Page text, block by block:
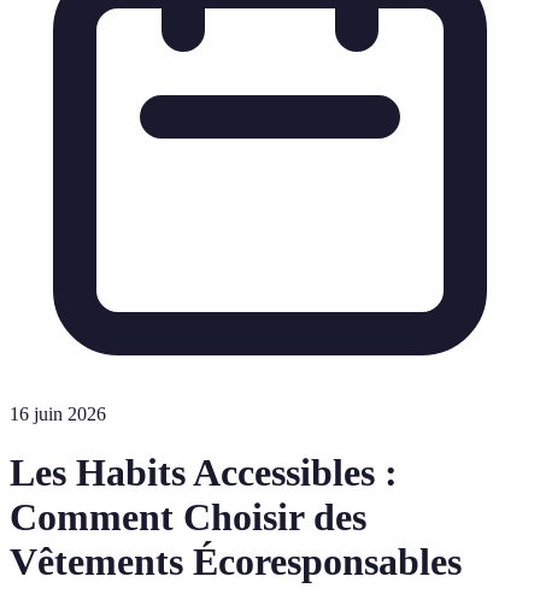
16 juin 2026
Les Habits Accessibles :
Comment Choisir des
Vêtements Écoresponsables